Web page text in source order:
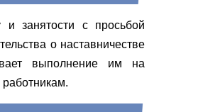
и занятости с просьбой
о наставничестве
выполнение им на